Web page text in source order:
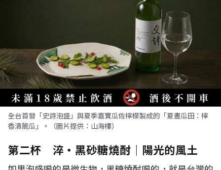
全台首發「史詩泡盛」與夏季嘉寶瓜佐檸檬製成的「夏晝瓜田：檸
香漬脆瓜」。（圖片提供：山海樓）
第二杯 淬・黑砂糖燒酎｜陽光的風土